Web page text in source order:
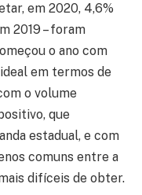
em 2020, 4,6%
2019 – foram
o ano com
em termos de
o volume
que
estadual, e com
comuns entre a
difíceis de obter.